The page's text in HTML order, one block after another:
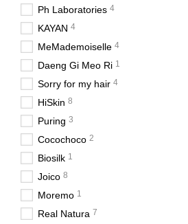
Ph Laboratories 4
KAYAN 4
MeMademoiselle 4
Daeng Gi Meo Ri 1
Sorry for my hair 4
HiSkin 8
Puring 3
Cocochoco 2
Biosilk 1
Joico 8
Moremo 1
Real Natura 7